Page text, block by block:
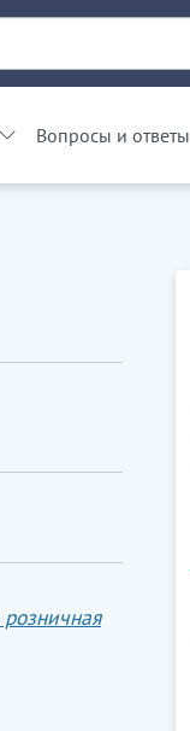
Вопросы и ответы